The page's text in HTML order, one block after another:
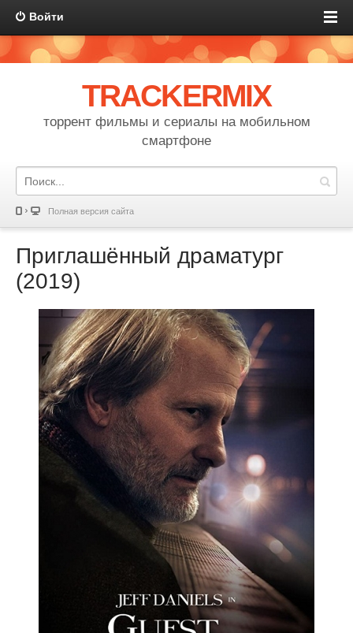
Войти
TRACKERMIX
торрент фильмы и сериалы на мобильном
смартфоне
Полная версия сайта
Приглашённый драматург
(2019)